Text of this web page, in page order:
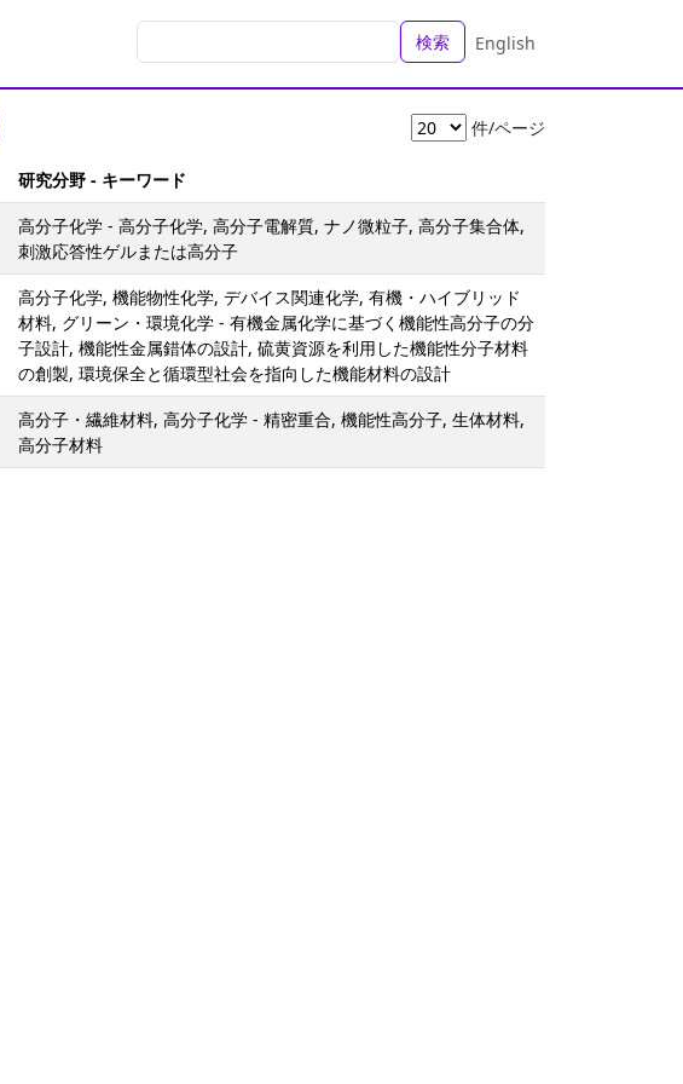
検索 English
件/ページ
研究分野 - キーワード
高分子化学 - 高分子化学, 高分子電解質, ナノ微粒子, 高分子集合体,
刺激応答性ゲルまたは高分子
高分子化学, 機能物性化学, デバイス関連化学, 有機・ハイブリッド
材料, グリーン・環境化学 - 有機金属化学に基づく機能性高分子の分
子設計, 機能性金属錯体の設計, 硫黄資源を利用した機能性分子材料
の創製, 環境保全と循環型社会を指向した機能材料の設計
高分子・繊維材料, 高分子化学 - 精密重合, 機能性高分子, 生体材料,
高分子材料